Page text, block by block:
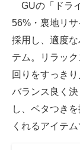
GUの「ドラ
56%・裏地リ
採用し、適度
テム。リラッ
回りをすっき
バランス良く
し、ベタつき
くれるアイテム